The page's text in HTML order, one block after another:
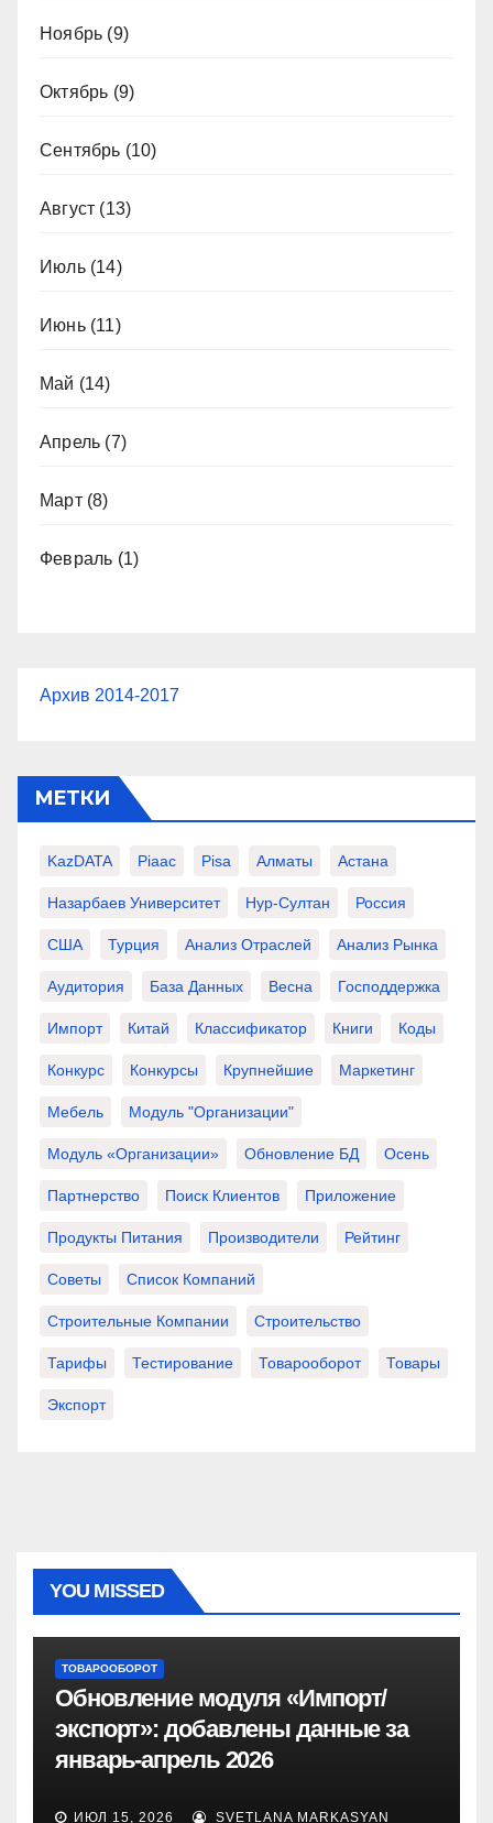
Ноябрь (9)
Октябрь (9)
Сентябрь (10)
Август (13)
Июль(14)
Июнь(11)
Май (14)
Апрель (7)
Март(8)
Февраль (1)
Архив 2014-2017
МЕТКИ
KazDATA Piaac Pisa Алматы Астана
Назарбаев Университет Нур-Султан Россия
США Турция Анализ Отраслей Анализ Рынка
Аудитория База Данных Весна Господдержка
Импорт Китай Классификатор Книги Коды
Конкурс Конкурсы Крупнейшие Маркетинг
Мебель Модуль "Организации"
Модуль «Организации» Обновление БД Осень
Партнерство Поиск Клиентов Приложение
Продукты Питания Производители Рейтинг
Советы Список Компаний
Строительные Компании Строительство
Тарифы Тестирование Товарооборот Товары
Экспорт
YOU MISSED
ТОВАРООБОРОТ
Обновление модуля «Импорт/
экспорт»: добавлены данные за
январь-апрель 2026
ИЮЛ 15, 2026 SVETLANA MARKASYAN